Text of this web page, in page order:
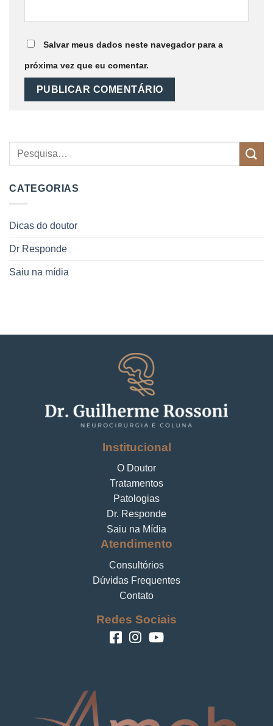
Salvar meus dados neste navegador para a
próxima vez que eu comentar.
CATEGORIAS
Dicas do doutor
Dr Responde
Saiu na mídia
Institucional
O Doutor
Tratamentos
Patologias
Dr. Responde
Saiu na Mídia
Atendimento
Consultórios
Dúvidas Frequentes
Contato
Redes Sociais